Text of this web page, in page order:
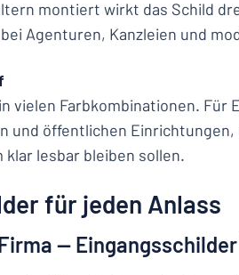
montiert wirkt das Schild
Agenturen, Kanzleien und
vielen Farbkombinationen. Für
und öffentlichen
lesbar bleiben sollen.
für jeden Anlass
—